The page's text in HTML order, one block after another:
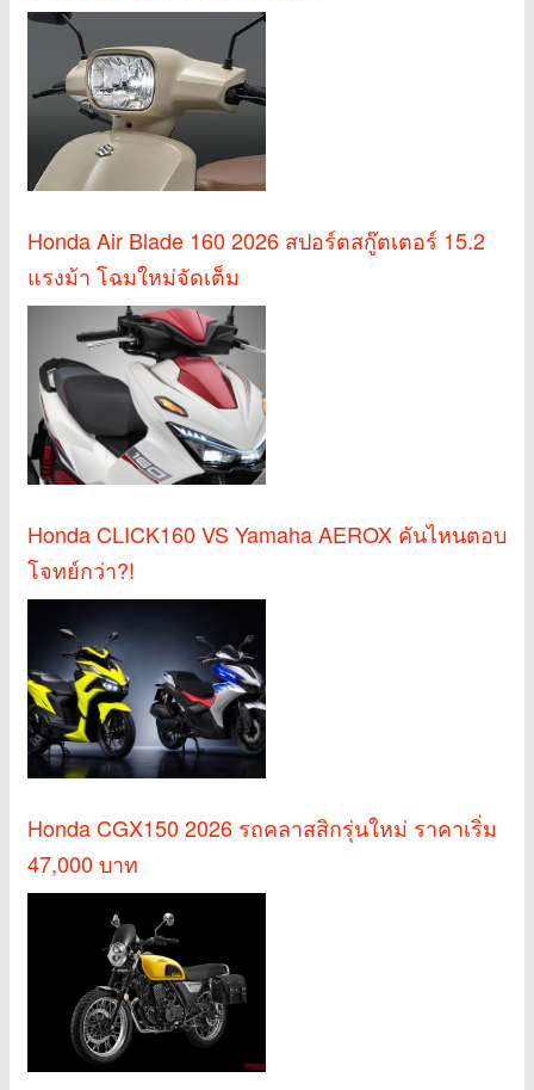
Honda Air Blade 160 2026 สปอร์ตสกู๊ตเตอร์ 15.2
แรงม้า โฉมใหม่จัดเต็ม
Honda CLICK160 VS Yamaha AEROX คันไหนตอบ
โจทย์กว่า?!
Honda CGX150 2026 รถคลาสสิกรุ่นใหม่ ราคาเริ่ม
47,000 บาท